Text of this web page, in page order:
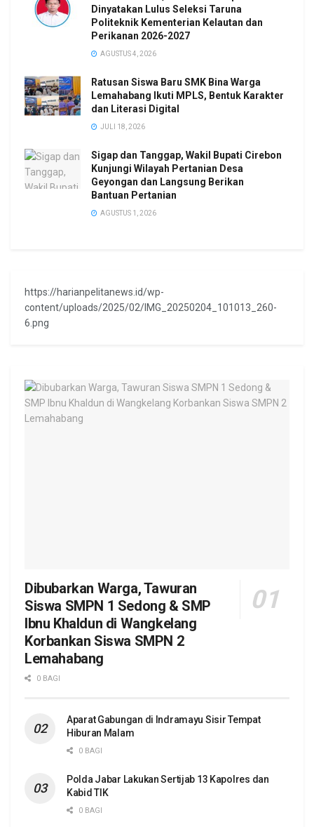
Dinyatakan Lulus Seleksi Taruna
Politeknik Kementerian Kelautan dan
Perikanan 2026-2027
AGUSTUS 4, 2026
Ratusan Siswa Baru SMK Bina Warga
Lemahabang Ikuti MPLS, Bentuk Karakter
dan Literasi Digital
JULI 18, 2026
Sigap dan Tanggap, Wakil Bupati Cirebon
Kunjungi Wilayah Pertanian Desa
Geyongan dan Langsung Berikan
Bantuan Pertanian
AGUSTUS 1, 2026
https://harianpelitanews.id/wp-
content/uploads/2025/02/IMG_20250204_101013_260-
6.png
Dibubarkan Warga, Tawuran
Siswa SMPN 1 Sedong & SMP
Ibnu Khaldun di Wangkelang
Korbankan Siswa SMPN 2
Lemahabang
0 BAGI
Aparat Gabungan di Indramayu Sisir Tempat
Hiburan Malam
0 BAGI
Polda Jabar Lakukan Sertijab 13 Kapolres dan
Kabid TIK
0 BAGI